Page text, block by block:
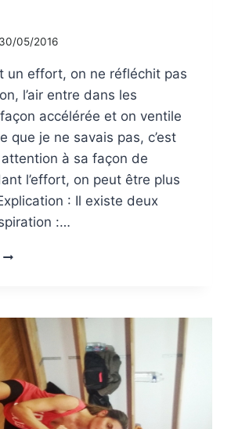
30/05/2016
un effort, on ne réfléchit pas
l’air entre dans les
accélérée et on ventile
que je ne savais pas, c’est
attention à sa façon de
l’effort, on peut être plus
: Il existe deux
:…